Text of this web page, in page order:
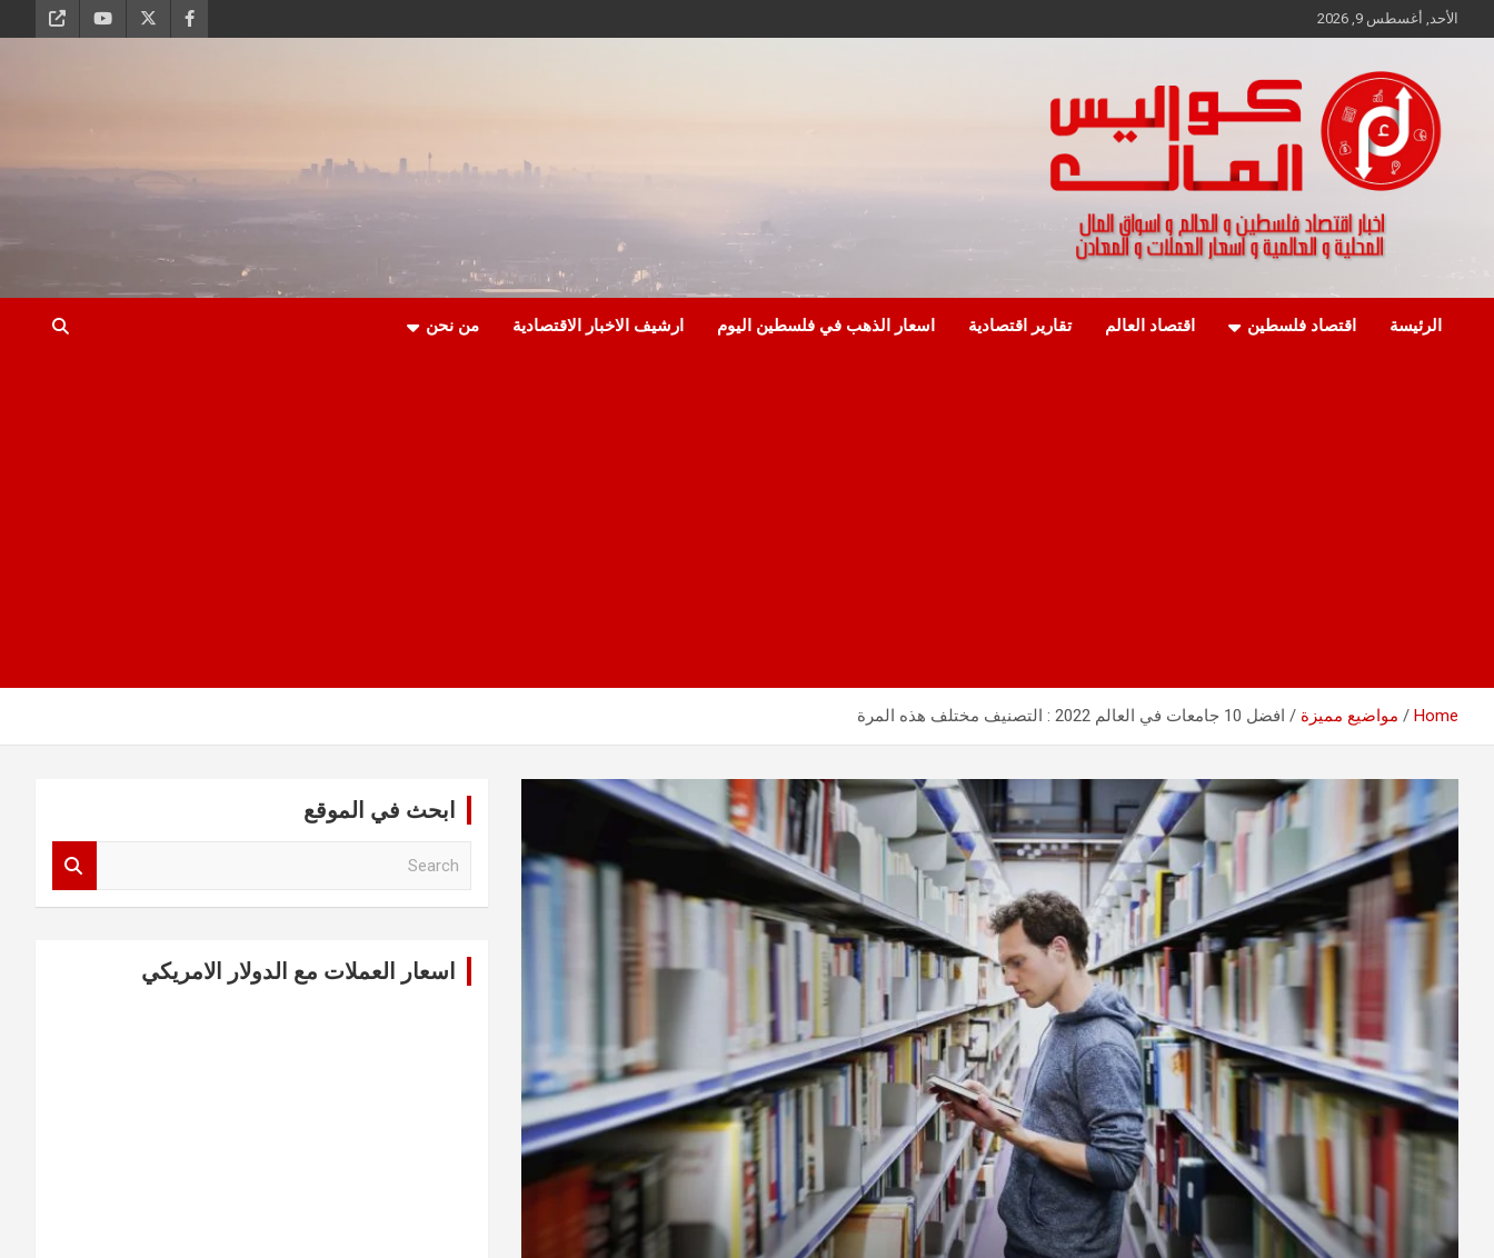
to
الأحد, أغسطس 9, 2026
كواليس المال
الرئيسة اقتصاد فلسطين اقتصاد العالم تقارير اقتصادية اسعار الذهب في فلسطين اليوم ارشيف الاخبار الاقتصادية من نحن
Home مواضيع مميزة افضل 10 جامعات في العالم 2022 : التصنيف مختلف هذه المرة
ابحث في الموقع
اسعار العملات مع الدولار الامريكي